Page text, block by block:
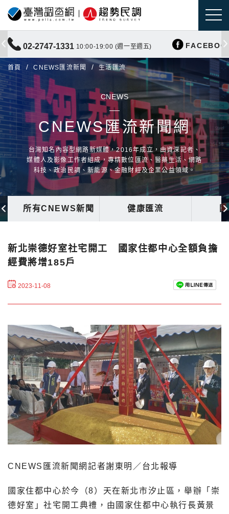
02-2747-1331 10:00-19:00 (週一至週五)
首頁 CNEWS匯流新聞 生活匯流
CNEWS
CNEWS匯流新聞網
台灣知名內容型網路新媒體，2016年成立，由資深記者、
媒體人及影像工作者組成，專精數位匯流、醫藥生活、網路
科技、政治民調、新能源、金融財經及企業公益領域。
所有CNEWS新聞 健康匯流
新北崇德好室社宅開工 國家住都中心全額負擔
經費將增185戶
2023-11-08
CNEWS匯流新聞網記者謝東明／台北報導
國家住都中心於今（8）天在新北市汐止區，舉辦「崇
德好室」社宅開工典禮，由國家住都中心執行長黃景